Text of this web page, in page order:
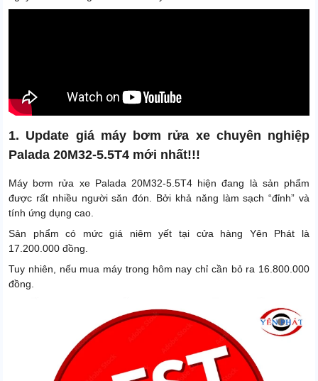
1. Update giá máy bơm rửa xe chuyên nghiệp
Palada 20M32-5.5T4 mới nhất!!!
Máy bơm rửa xe Palada 20M32-5.5T4 hiện đang là sản phẩm
được rất nhiều người săn đón. Bởi khả năng làm sạch “đỉnh” và
tính ứng dụng cao.
Sản phẩm có mức giá niêm yết tại cửa hàng Yên Phát là
17.200.000 đồng.
Tuy nhiên, nếu mua máy trong hôm nay chỉ cần bỏ ra 16.800.000
đồng.